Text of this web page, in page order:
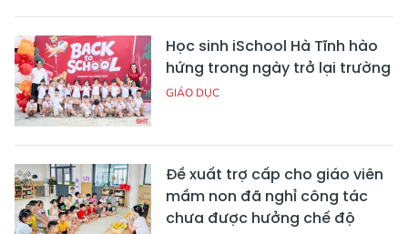
Học sinh iSchool Hà Tĩnh hào
hứng trong ngày trở lại trường
GIÁO DỤC
Đề xuất trợ cấp cho giáo viên
mầm non đã nghỉ công tác
chưa được hưởng chế độ